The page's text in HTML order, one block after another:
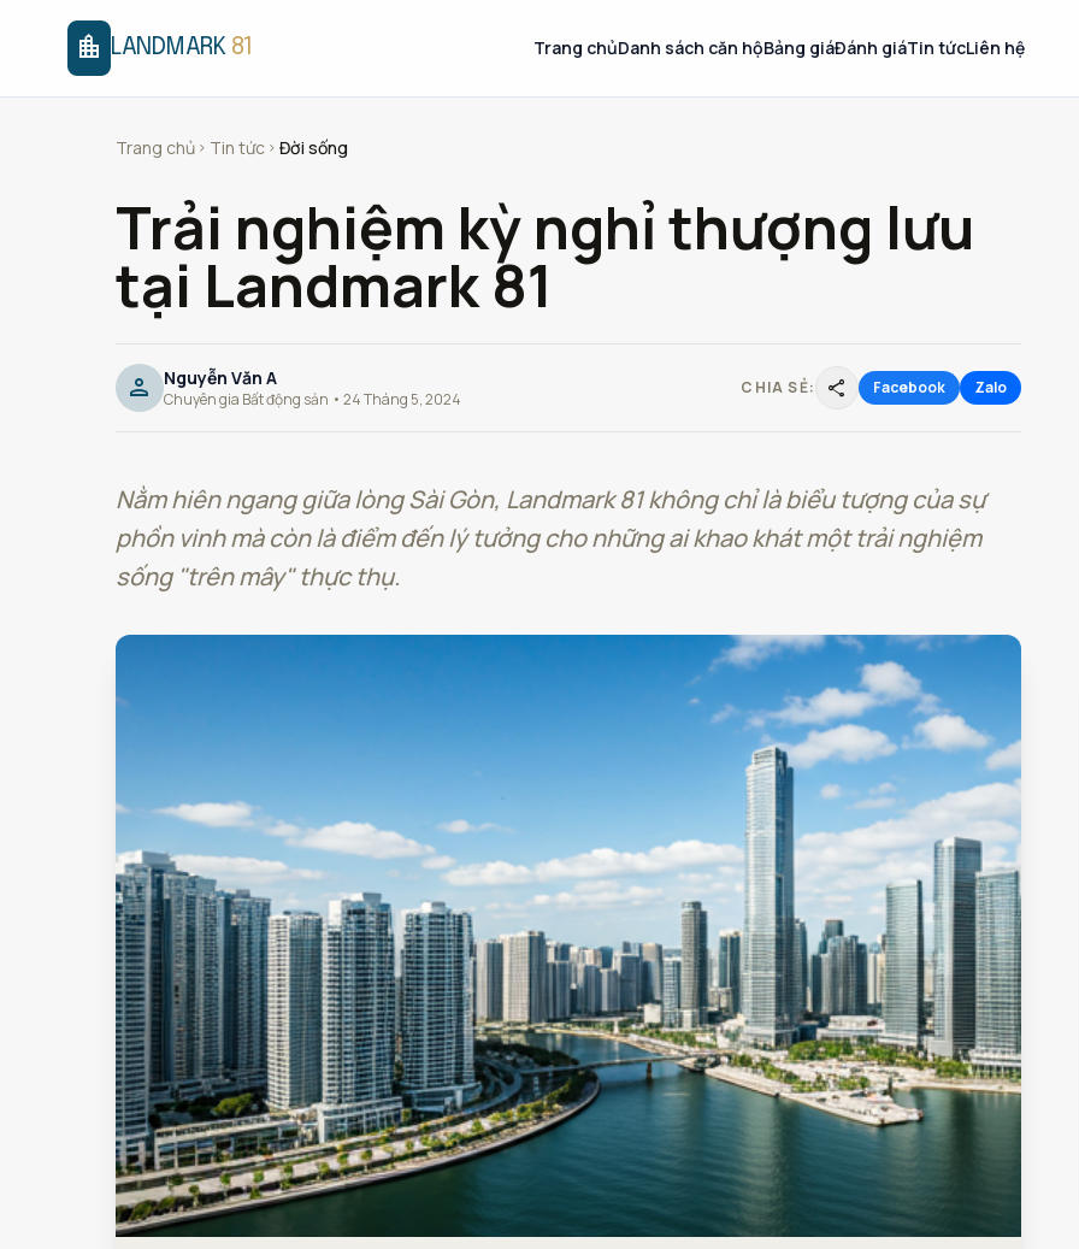
location_city LANDMARK 81 Trang chủDanh sách căn hộBảng giáĐánh giáTin tứcLiên hệ
Trang chủ chevron_right Tin tức chevron_right Đời sống
Trải nghiệm kỳ nghỉ thượng lưu
tại Landmark 81
person Nguyễn Văn A
Chuyên gia Bất động sản • 24 Tháng 5, 2024
CHIA SẺ: share Facebook Zalo
Nằm hiên ngang giữa lòng Sài Gòn, Landmark 81 không chỉ là biểu tượng của sự
phồn vinh mà còn là điểm đến lý tưởng cho những ai khao khát một trải nghiệm
sống "trên mây" thực thụ.